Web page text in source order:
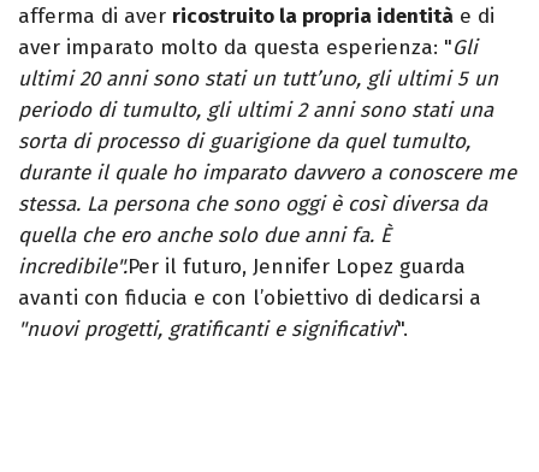
afferma di aver ricostruito la propria identità e di
aver imparato molto da questa esperienza: "Gli
ultimi 20 anni sono stati un tutt’uno, gli ultimi 5 un
periodo di tumulto, gli ultimi 2 anni sono stati una
sorta di processo di guarigione da quel tumulto,
durante il quale ho imparato davvero a conoscere me
stessa. La persona che sono oggi è così diversa da
quella che ero anche solo due anni fa. È
incredibile".Per il futuro, Jennifer Lopez guarda
avanti con fiducia e con l’obiettivo di dedicarsi a
"nuovi progetti, gratificanti e significativi".